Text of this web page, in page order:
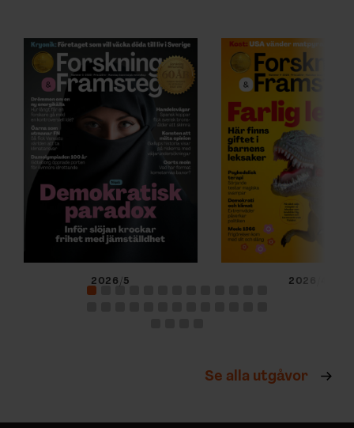
2026/5 2026/4
Se alla utgåvor